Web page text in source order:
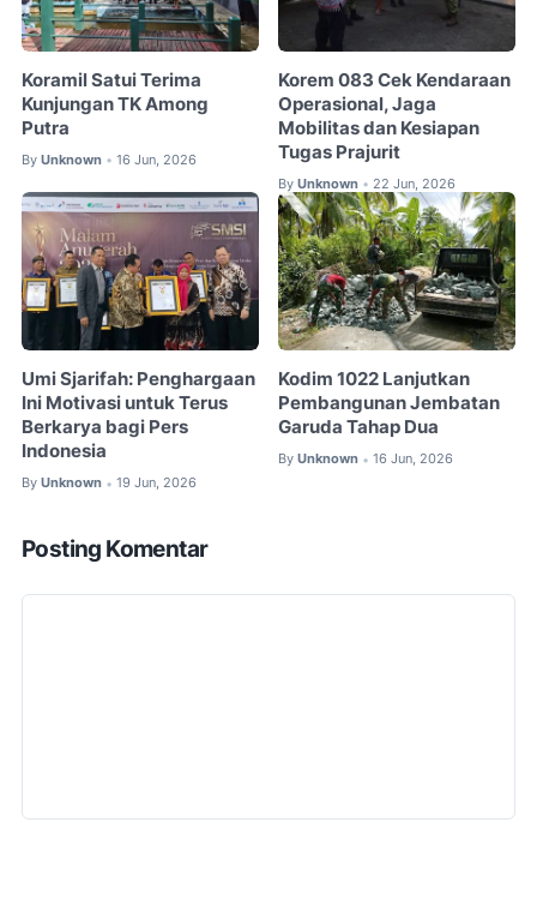
Koramil Satui Terima
Kunjungan TK Among
Putra
By Unknown • 16 Jun, 2026
Korem 083 Cek Kendaraan
Operasional, Jaga
Mobilitas dan Kesiapan
Tugas Prajurit
By Unknown • 22 Jun, 2026
Umi Sjarifah: Penghargaan
Ini Motivasi untuk Terus
Berkarya bagi Pers
Indonesia
By Unknown • 19 Jun, 2026
Kodim 1022 Lanjutkan
Pembangunan Jembatan
Garuda Tahap Dua
By Unknown • 16 Jun, 2026
Posting Komentar